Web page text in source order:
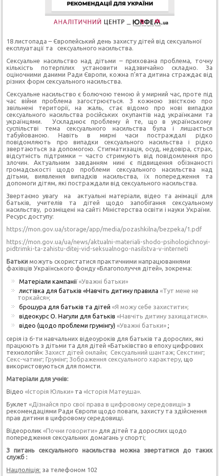
18 листопада – Європейський день захисту дітей від сексуальної
експлуатації та сексуального насильства.
Сексуальне насильство над дітьми – прихована проблема, точну
кількість потерпілих установити надзвичайно складно. За
оціночними даними Ради Європи, кожна п’ята дитина страждає від
різних форм сексуального насильства.
Сексуальне насильство є болючою темою й у мирний час, проте під
час війни проблема загострюється. З кожною звісткою про
звільнені території, на жаль, стає відомо про нові випадки
сексуального насильства російських окупантів над українками та
українцями. Ускладнює проблему й те, що в українському
суспільстві тема сексуального насильства була і лишається
табуйованою. Навіть в мирні часи постраждалі рідко
повідомляють про випадки сексуального насильства і рідко
звертаються за допомогою. Стигматизація, осуд, недовіра, страх,
відсутність підтримки – часто стримують від повідомлення про
злочин. Актуальним завданням нині є підвищення обізнаності
громадськості щодо проблеми сексуального насильства над
дітьми, виявлення випадків насильства, їх попередження та
допомоги дітям, які постраждали від сексуального насильства.
Звертаємо увагу на актуальні матеріали, відео та анімації для
батьків, учителів та дітей щодо запобігання сексуальному
насильству, розміщені на сайті Міністерства освіти і науки України.
Ресурс доступу:
https://mon.gov.ua/storage/app/media/pozashkilna/bezpeka/1.pdf
https://mon.gov.ua/ua/news/aktualni-materiali-shodo-psihologichnoyi-
pidtrimki-ta-zahistu-ditej-vid-seksualnogo-nasilstva-v-interneti
Батьки можуть скористатися практичними напрацюваннями
фахівців Українського фонду «Благополуччя дітей», зокрема:
Матеріали кампанії«Уважні батьки»
листівка для батьків «Навчіть дитину правила«Тут мене не
торкайся»;
брошура для батьків та дітей«Я можу себе захистити»;
відеокурс О. Нагули для батьків«Навчіть дитину захищатися».
відео (щодо проблеми грумінгу)«Уважні батьки» ;
серія із 6-ти навчальних відеоуроків для батьків та дорослих, які
працюють з дітьми та для дітей «Батьківство в епоху цифрових
технологій»:Захист дітей онлайн; Сексуальний шантаж; Секстинг;
Секс-чатинг; Грумінг;Зображення сексуального характеру, що
використовуються для помсти.
Матеріали для учнів:
Відео«Історія Юльки» та«Історія Матеуша».
Буклет«Дізнайся про свої права в цифровому середовищі» з
рекомендаціями Ради Європи щодо поваги, захисту та здійснення
прав дитини в цифровому середовищі.
Відеоролик«Почни говорити» для дітей та дорослих щодо
попередження сексуальних домагань у спорті;
З питань сексуального насильства можна звертатися до таких
служб :
Нацполіція: за телефоном 102